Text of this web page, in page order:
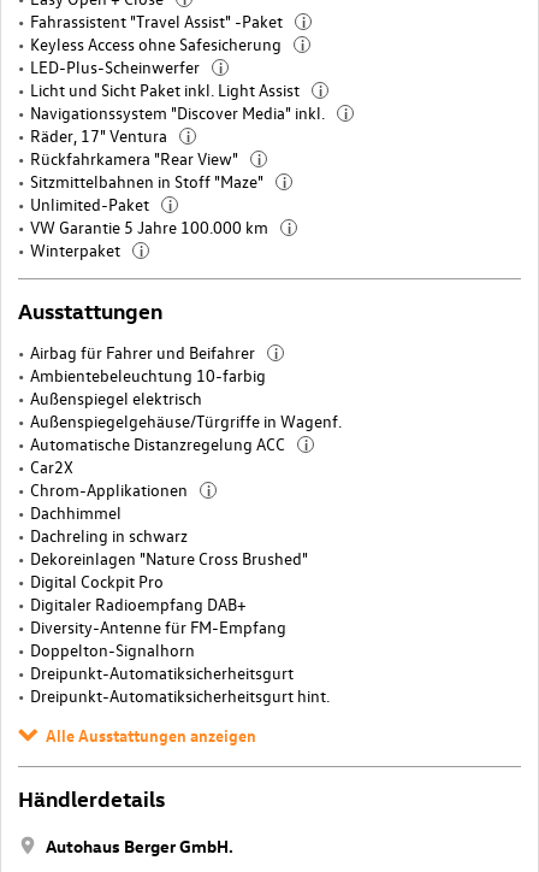
Fahrassistent "Travel Assist" -Paket i
Keyless Access ohne Safesicherung i
LED-Plus-Scheinwerfer i
Licht und Sicht Paket inkl. Light Assist i
Navigationssystem "Discover Media" inkl. i
Räder, 17" Ventura i
Rückfahrkamera "Rear View" i
Sitzmittelbahnen in Stoff "Maze" i
Unlimited-Paket i
VW Garantie 5 Jahre 100.000 km i
Winterpaket i
Ausstattungen
Airbag für Fahrer und Beifahrer i
Ambientebeleuchtung 10-farbig
Außenspiegel elektrisch
Außenspiegelgehäuse/Türgriffe in Wagenf.
Automatische Distanzregelung ACC
i
Car2X
Chrom-Applikationen
i
Dachhimmel
Dachreling in schwarz
Dekoreinlagen "Nature Cross Brushed"
Digital Cockpit Pro
Digitaler Radioempfang DAB+
Diversity-Antenne für FM-Empfang
Doppelton-Signalhorn
Dreipunkt-Automatiksicherheitsgurt
Dreipunkt-Automatiksicherheitsgurt hint.
Alle Ausstattungen anzeigen
Händlerdetails
Autohaus Berger GmbH.